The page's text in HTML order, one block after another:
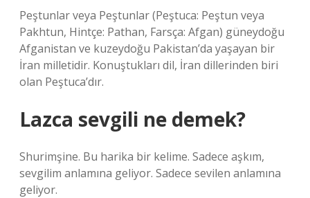
Peştunlar veya Peştunlar (Peştuca: Peştun veya
Pakhtun, Hintçe: Pathan, Farsça: Afgan) güneydoğu
Afganistan ve kuzeydoğu Pakistan’da yaşayan bir
İran milletidir. Konuştukları dil, İran dillerinden biri
olan Peştuca’dır.
Lazca sevgili ne demek?
Shurimşine. Bu harika bir kelime. Sadece aşkım,
sevgilim anlamına geliyor. Sadece sevilen anlamına
geliyor.